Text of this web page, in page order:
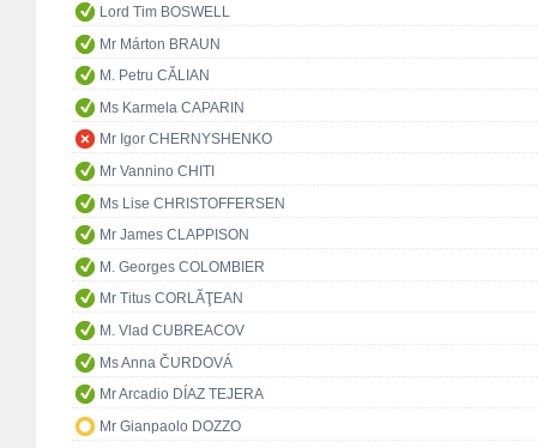
Lord Tim BOSWELL
Mr Márton BRAUN
M. Petru CĂLIAN
Ms Karmela CAPARIN
Mr Igor CHERNYSHENKO
Mr Vannino CHITI
Ms Lise CHRISTOFFERSEN
Mr James CLAPPISON
M. Georges COLOMBIER
Mr Titus CORLĂŢEAN
M. Vlad CUBREACOV
Ms Anna ČURDOVÁ
Mr Arcadio DÍAZ TEJERA
Mr Gianpaolo DOZZO